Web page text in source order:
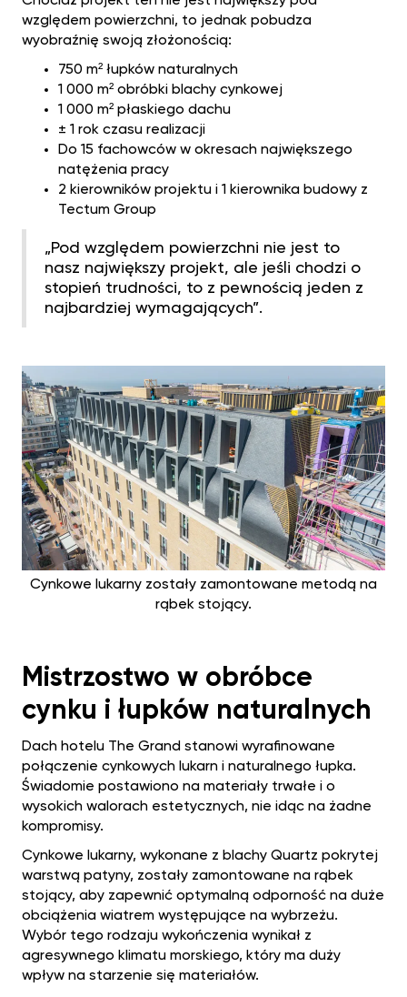
względem powierzchni, to jednak pobudza
wyobraźnię swoją złożonością:
750 m² łupków naturalnych
1 000 m² obróbki blachy cynkowej
1 000 m² płaskiego dachu
± 1 rok czasu realizacji
Do 15 fachowców w okresach największego
natężenia pracy
2 kierowników projektu i 1 kierownika budowy z
Tectum Group
„Pod względem powierzchni nie jest to
nasz największy projekt, ale jeśli chodzi o
stopień trudności, to z pewnością jeden z
najbardziej wymagających”.
Cynkowe lukarny zostały zamontowane metodą na
rąbek stojący.
Mistrzostwo w obróbce
cynku i łupków naturalnych
Dach hotelu The Grand stanowi wyrafinowane
połączenie cynkowych lukarn i naturalnego łupka.
Świadomie postawiono na materiały trwałe i o
wysokich walorach estetycznych, nie idąc na żadne
kompromisy.
Cynkowe lukarny, wykonane z blachy Quartz pokrytej
warstwą patyny, zostały zamontowane na rąbek
stojący, aby zapewnić optymalną odporność na duże
obciążenia wiatrem występujące na wybrzeżu.
Wybór tego rodzaju wykończenia wynikał z
agresywnego klimatu morskiego, który ma duży
wpływ na starzenie się materiałów.